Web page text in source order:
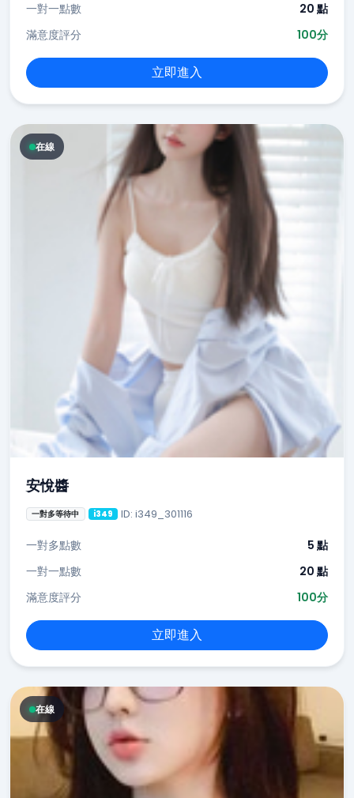
一對一點數
20 點
滿意度評分
100分
立即進入
在線
安悅醬
一對多等待中 i349 ID: i349_301116
一對多點數
5 點
一對一點數
20 點
滿意度評分
100分
立即進入
在線